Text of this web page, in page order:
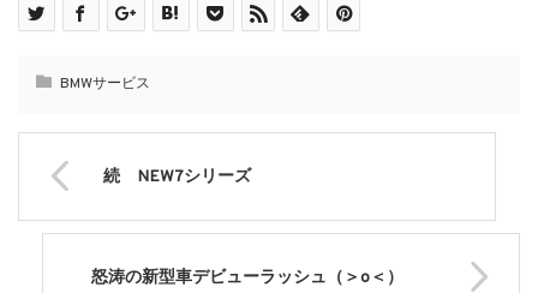
BMWサービス
続 NEW7シリーズ
怒涛の新型車デビューラッシュ（＞o＜）